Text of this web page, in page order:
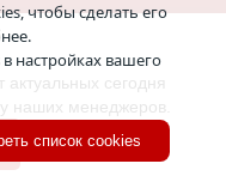
актуальных сегодня
наших менеджеров.
чтобы сделать его
настройках вашего
список cookies